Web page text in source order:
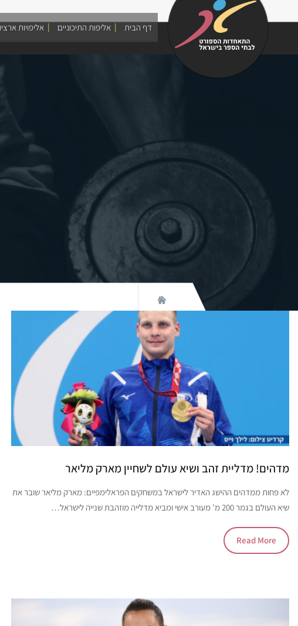
to
דף הבית אליפות התיכוניים אליפויות
מדהים! מדליית זהב ושיא עולם לשחיין מארק מליאר
לא פחות ממדהים ההישג האדיר לישראל במשחקים הפראלימפיים: מארק מליאר שובר את
שיא העולם בגמר 200 מ’ מעורב אישי ומביא מדלייה מוזהבת שנייה לישראל…
Read More